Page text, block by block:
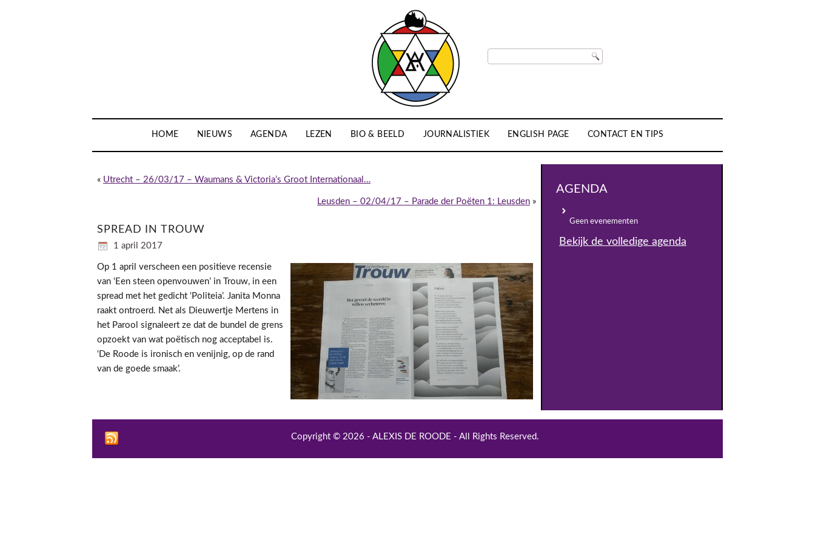
HOME NIEUWS AGENDA LEZEN BIO & BEELD JOURNALISTIEK ENGLISH PAGE CONTACT EN TIPS
« Utrecht – 26/03/17 – Waumans & Victoria’s Groot Internationaal…
Leusden – 02/04/17 – Parade der Poëten 1: Leusden »
SPREAD IN TROUW
1 april 2017
Op 1 april verscheen een positieve recensie
van ‘Een steen openvouwen’ in Trouw, in een
spread met het gedicht ‘Politeia’. Janita Monna
raakt ontroerd. Net als Dieuwertje Mertens in
het Parool signaleert ze dat de bundel de grens
opzoekt van wat poëtisch nog acceptabel is.
‘De Roode is ironisch en venijnig, op de rand
van de goede smaak’.
AGENDA
Geen evenementen
Bekijk de volledige agenda
Copyright © 2026 - ALEXIS DE ROODE - All Rights Reserved.